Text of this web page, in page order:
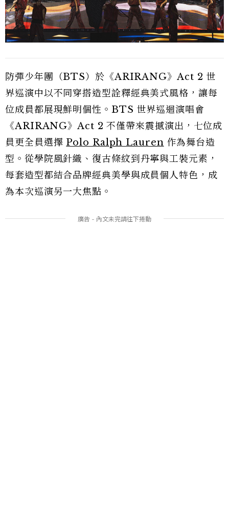
防彈少年團（BTS）於《ARIRANG》Act 2 世
界巡演中以不同穿搭造型詮釋經典美式風格，讓每
位成員都展現鮮明個性。BTS 世界巡迴演唱會
《ARIRANG》Act 2 不僅帶來震撼演出，七位成
員更全員選擇 Polo Ralph Lauren 作為舞台造
型。從學院風針織、復古條紋到丹寧與工裝元素，
每套造型都結合品牌經典美學與成員個人特色，成
為本次巡演另一大焦點。